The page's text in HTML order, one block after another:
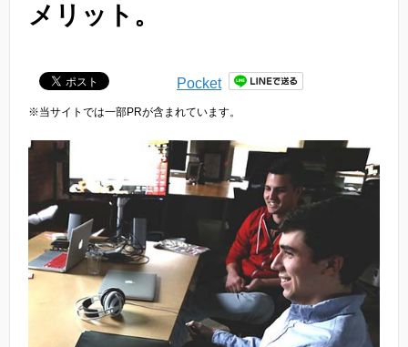
メリット。
Pocket
※当サイトでは一部PRが含まれています。